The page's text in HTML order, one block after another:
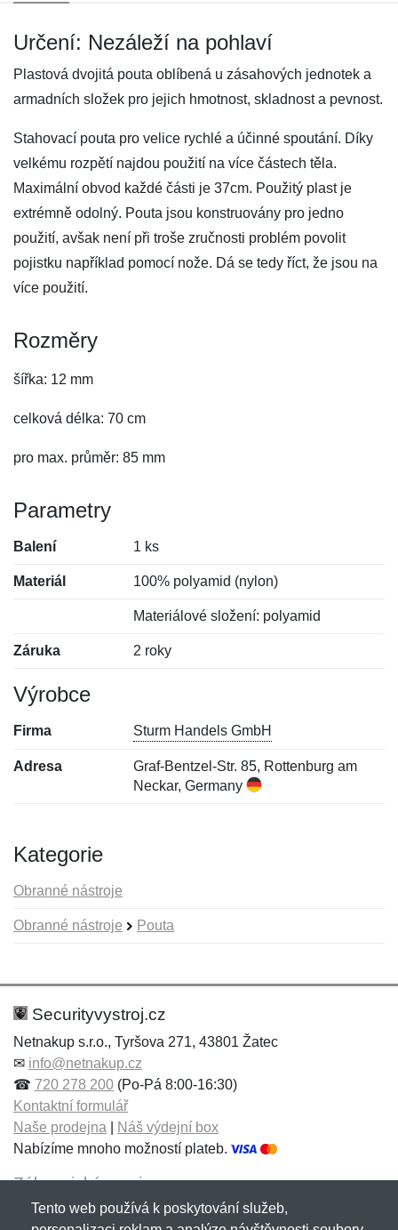
Určení: Nezáleží na pohlaví
Plastová dvojitá pouta oblíbená u zásahových jednotek a
armadních složek pro jejich hmotnost, skladnost a pevnost.
Stahovací pouta pro velice rychlé a účinné spoutání. Díky
velkému rozpětí najdou použití na více částech těla.
Maximální obvod každé části je 37cm. Použitý plast je
extrémně odolný. Pouta jsou konstruovány pro jedno
použití, avšak není při troše zručnosti problém povolit
pojistku například pomocí nože. Dá se tedy říct, že jsou na
více použití.
Rozměry
šířka: 12 mm
celková délka: 70 cm
pro max. průměr: 85 mm
Parametry
Balení 1 ks
Materiál 100% polyamid (nylon)
Materiálové složení: polyamid
Záruka 2 roky
Výrobce
Firma Sturm Handels GmbH
Adresa
Graf-Bentzel-Str. 85, Rottenburg am
Neckar, Germany
Kategorie
Obranné nástroje
Obranné nástroje Pouta
Hodnocení:
Jméno: *
Jméno:
E-mail:*
Securityvystroj.cz
Netnakup s.r.o., Tyršova 271, 43801 Žatec
✉ info@netnakup.cz
☎ 720 278 200 (Po-Pá 8:00-16:30)
Kontaktní formulář
Naše prodejna
Náš výdejní box
Nabízíme mnoho možností plateb.
Zákaznický servis
Novinky emailem
Tento web používá k poskytování služeb,